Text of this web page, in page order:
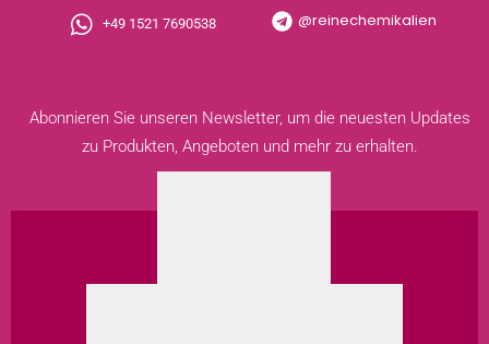
+49 1521 7690538
@reinechemikalien
Abonnieren Sie unseren Newsletter, um die neuesten Updates
zu Produkten, Angeboten und mehr zu erhalten.